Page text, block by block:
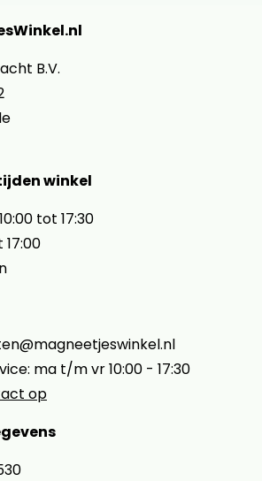
B.V.
winkel
tot 17:30
17:00
ma t/m vr 10:00 - 17:30
op